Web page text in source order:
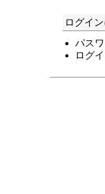
ログイ
パス
ログ